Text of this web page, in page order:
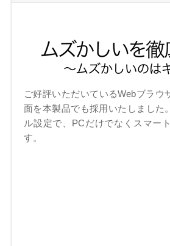
ご好評いただいているWebブラウ
面を本製品でも採用いたしました
ル設定で、PCだけでなくスマー
す。